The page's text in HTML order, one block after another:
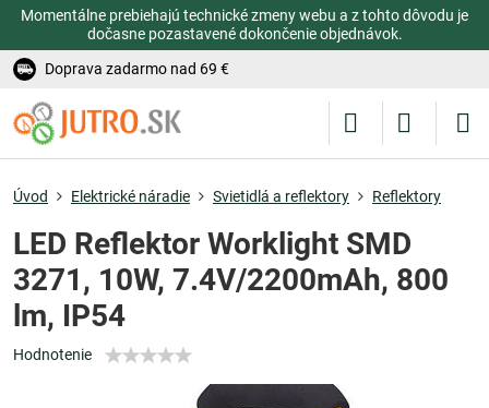
Momentálne prebiehajú technické zmeny webu a z tohto dôvodu je
dočasne pozastavené dokončenie objednávok.
Doprava zadarmo nad 69 €
Úvod Elektrické náradie Svietidlá a reflektory Reflektory
LED Reflektor Worklight SMD
3271, 10W, 7.4V/2200mAh, 800
lm, IP54
Hodnotenie